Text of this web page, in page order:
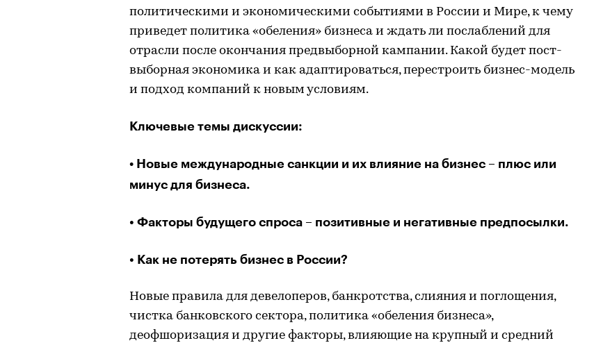
политическими и экономическими событиями в России и Мире, к чему
приведет политика «обеления» бизнеса и ждать ли послаблений для
отрасли после окончания предвыборной кампании. Какой будет пост-
выборная экономика и как адаптироваться, перестроить бизнес-модель
и подход компаний к новым условиям.
Ключевые темы дискуссии:
• Новые международные санкции и их влияние на бизнес – плюс или
минус для бизнеса.
• Факторы будущего спроса – позитивные и негативные предпосылки.
• Как не потерять бизнес в России?
Новые правила для девелоперов, банкротства, слияния и поглощения,
чистка банковского сектора, политика «обеления бизнеса»,
деофшоризация и другие факторы, влияющие на крупный и средний